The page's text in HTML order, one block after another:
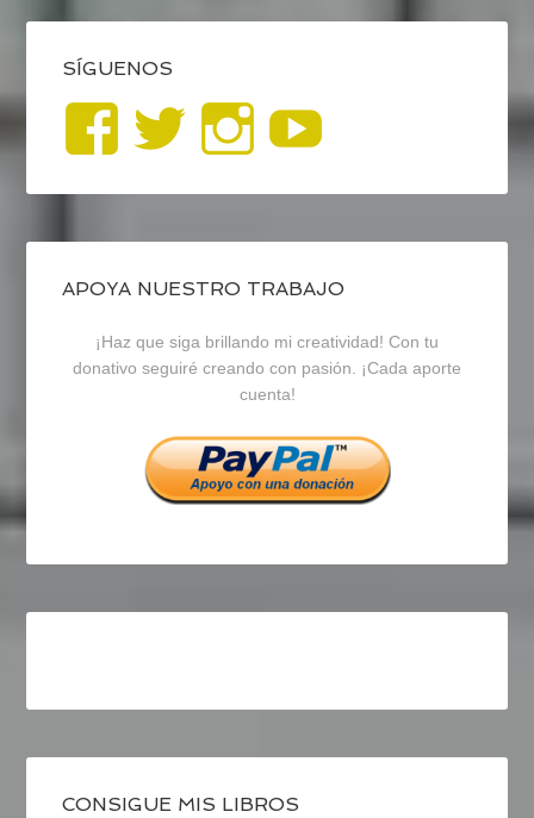
SÍGUENOS
Ver
perfil
de
blogrecursosep
en
Facebook
Ver
perfil
de
recursosep
en
Twitter
Ver
perfil
de
recursosep
en
Instagram
APOYA NUESTRO TRABAJO
¡Haz que siga brillando mi creatividad! Con tu
donativo seguiré creando con pasión. ¡Cada aporte
cuenta!
CONSIGUE MIS LIBROS